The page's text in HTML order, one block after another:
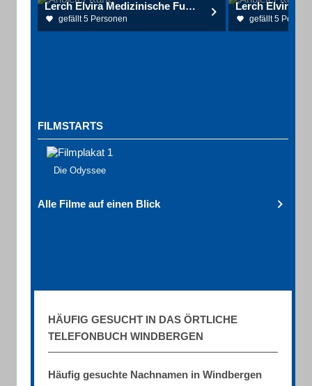
Lerch Elvira Medizinische Fußpflege-Praxis
gefällt 5 Personen gefällt 5
FILMSTARTS
Die Odyssee
Alle Filme auf einen Blick
HÄUFIG GESUCHT IN DAS ÖRTLICHE
TELEFONBUCH WINDBERGEN
Häufig gesuchte Nachnamen in Windbergen